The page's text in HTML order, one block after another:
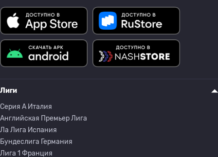
Лиги
Серия A Италия
Английская Премьер Лига
Ла Лига Испания
Бундеслига Германия
Лига 1 Франция